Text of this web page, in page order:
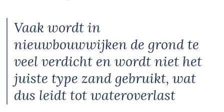
Vaak wordt in
nieuwbouwwijken de grond te
veel verdicht en wordt niet het
juiste type zand gebruikt, wat
dus leidt tot wateroverlast